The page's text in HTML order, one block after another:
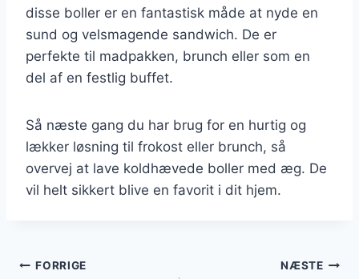
disse boller er en fantastisk måde at nyde en
sund og velsmagende sandwich. De er
perfekte til madpakken, brunch eller som en
del af en festlig buffet.
Så næste gang du har brug for en hurtig og
lækker løsning til frokost eller brunch, så
overvej at lave koldhævede boller med æg. De
vil helt sikkert blive en favorit i dit hjem.
Indlægsnavigation
FORRIGE NÆSTE